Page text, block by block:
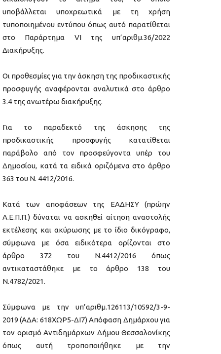
υποβάλλεται υποχρεωτικά με τη χρήση
τυποποιημένου εντύπου όπως αυτό παρατίθεται
στο Παράρτημα VΙ της υπ’αριθμ.36/2022
Διακήρυξης.
Οι προθεσμίες για την άσκηση της προδικαστικής
προσφυγής αναφέρονται αναλυτικά στο άρθρο
3.4 της ανωτέρω διακήρυξης.
Για το παραδεκτό της άσκησης της
προδικαστικής προσφυγής κατατίθεται
παράβολο από τον προσφεύγοντα υπέρ του
Δημοσίου, κατά τα ειδικά οριζόμενα στο άρθρο
363 του Ν. 4412/2016.
Κατά των αποφάσεων της ΕΑΔΗΣΥ (πρώην
Α.Ε.Π.Π.) δύναται να ασκηθεί αίτηση αναστολής
εκτέλεσης και ακύρωσης με το ίδιο δικόγραφο,
σύμφωνα με όσα ειδικότερα ορίζονται στο
άρθρο 372 του Ν.4412/2016 όπως
αντικαταστάθηκε με το άρθρο 138 του
Ν.4782/2021.
Σύμφωνα με την υπ’αριθμ.126113/10592/3-9-
2019 (ΑΔΑ: 618ΧΩΡ5-ΔΙ7) Απόφαση Δημάρχου για
τον ορισμό Αντιδημάρχων Δήμου Θεσσαλονίκης
όπως αυτή τροποποιήθηκε με την